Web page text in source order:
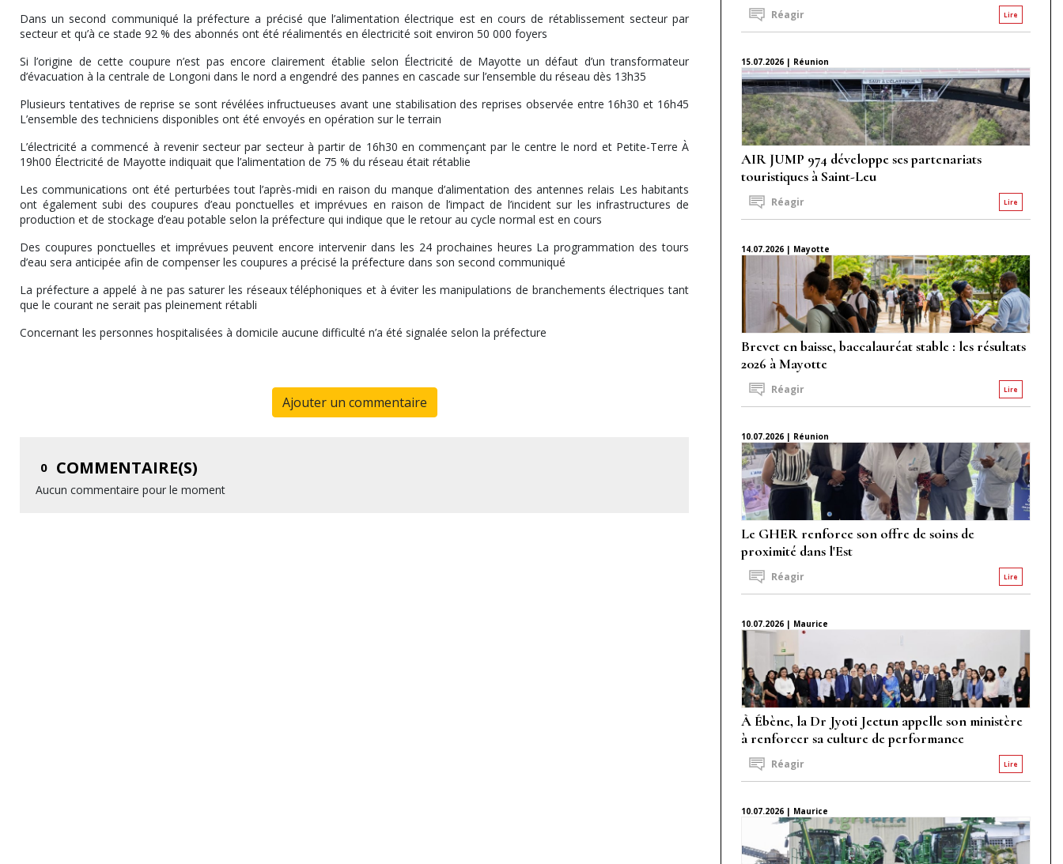
Dans un second communiqué la préfecture a précisé que l’alimentation électrique est en cours de rétablissement secteur par
secteur et qu’à ce stade 92 % des abonnés ont été réalimentés en électricité soit environ 50 000 foyers
Si l’origine de cette coupure n’est pas encore clairement établie selon Électricité de Mayotte un défaut d’un transformateur
d’évacuation à la centrale de Longoni dans le nord a engendré des pannes en cascade sur l’ensemble du réseau dès 13h35
Plusieurs tentatives de reprise se sont révélées infructueuses avant une stabilisation des reprises observée entre 16h30 et 16h45
L’ensemble des techniciens disponibles ont été envoyés en opération sur le terrain
L’électricité a commencé à revenir secteur par secteur à partir de 16h30 en commençant par le centre le nord et Petite-Terre À
19h00 Électricité de Mayotte indiquait que l’alimentation de 75 % du réseau était rétablie
Les communications ont été perturbées tout l’après-midi en raison du manque d’alimentation des antennes relais Les habitants
ont également subi des coupures d’eau ponctuelles et imprévues en raison de l’impact de l’incident sur les infrastructures de
production et de stockage d’eau potable selon la préfecture qui indique que le retour au cycle normal est en cours
Des coupures ponctuelles et imprévues peuvent encore intervenir dans les 24 prochaines heures La programmation des tours
d’eau sera anticipée afin de compenser les coupures a précisé la préfecture dans son second communiqué
La préfecture a appelé à ne pas saturer les réseaux téléphoniques et à éviter les manipulations de branchements électriques tant
que le courant ne serait pas pleinement rétabli
Concernant les personnes hospitalisées à domicile aucune difficulté n’a été signalée selon la préfecture
Ajouter un commentaire
0 COMMENTAIRE(S)
Aucun commentaire pour le moment
Lire
Réagir
15.07.2026 | Réunion
AIR JUMP 974 développe ses partenariats
touristiques à Saint-Leu
Lire
Réagir
14.07.2026 | Mayotte
Brevet en baisse, baccalauréat stable : les résultats
2026 à Mayotte
Lire
Réagir
10.07.2026 | Réunion
Le GHER renforce son offre de soins de
proximité dans l'Est
Lire
Réagir
10.07.2026 | Maurice
À Ébène, la Dr Jyoti Jeetun appelle son ministère
à renforcer sa culture de performance
Lire
Réagir
10.07.2026 | Maurice